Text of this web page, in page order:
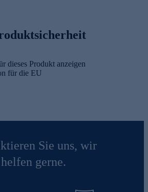
dieses Produkt anzeigen
für die EU
Sie uns, wir
helfen gerne.